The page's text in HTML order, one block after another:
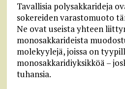
Tavallisia polysakkarideja
sokereiden varastomuoto
Ne ovat useista yhteen
monosakkarideista
molekyylejä, joissa on
monosakkaridiyksikköä –
tuhansia.